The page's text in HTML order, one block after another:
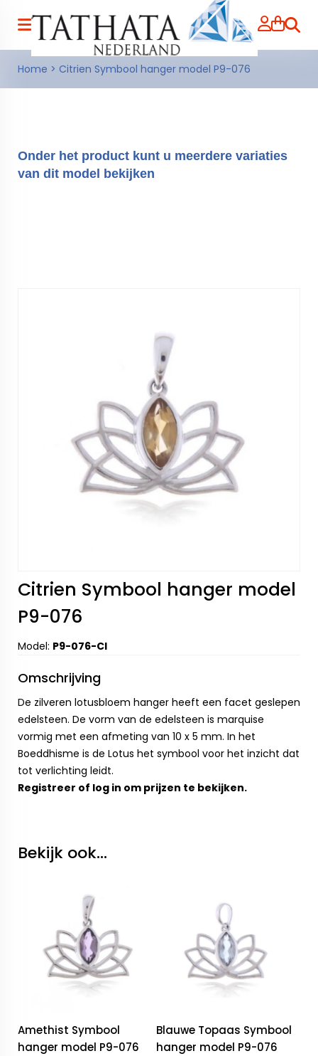
Home > Citrien Symbool hanger model P9-076
Onder het product kunt u meerdere variaties
van dit model bekijken
Citrien Symbool hanger model
P9-076
Model: P9-076-CI
Omschrijving
De zilveren lotusbloem hanger heeft een facet geslepen
edelsteen. De vorm van de edelsteen is marquise
vormig met een afmeting van 10 x 5 mm. In het
Boeddhisme is de Lotus het symbool voor het inzicht dat
tot verlichting leidt.
Registreer of log in om prijzen te bekijken.
Bekijk ook...
Amethist Symbool
hanger model P9-076
Blauwe Topaas Symbool
hanger model P9-076